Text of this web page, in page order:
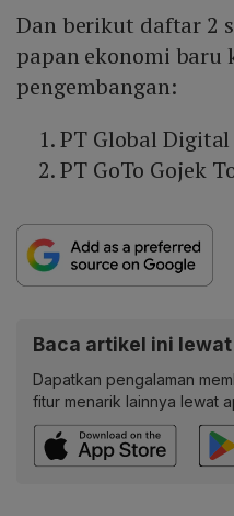
Dan berikut daftar 2
papan ekonomi baru
pengembangan:
PT Global
PT GoTo Gojek
Baca artikel ini
Dapatkan pengalaman
fitur menarik lainnya lewat